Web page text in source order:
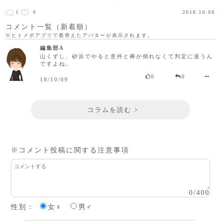
1 0 2018.10.08
コメント一覧（新着順）
※ヒトメボアプリで着替えたアバターが表示されます。
編集部A
山くずし、砂浜でやると意外と棒が倒れなくて判定に迷うん
ですよね。
18/10/09 0 0
コラムを読む >
※コメント投稿に関する注意事項
0/400
性別：
女♀ 男♂